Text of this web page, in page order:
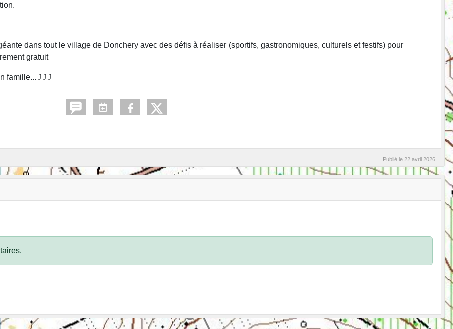
dans tout le village de Donchery avec des défis à réaliser (sportifs, gastronomiques, culturels et festifs) pour
gratuit
famille... J J J
Publié le 22 avril 2026